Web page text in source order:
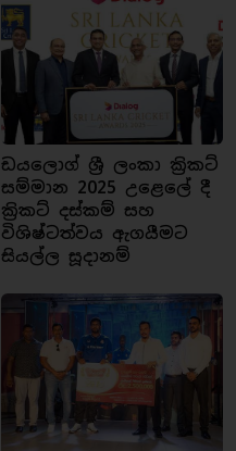
ඩයලොග් ශ්‍රී ලංකා ක්‍රිකට්
සම්මාන 2025 උළෙලේ දී
ක්‍රිකට් දස්කම් සහ
විශිෂ්ටත්වය ඇගයීමට
සියල්ල සූදානම්